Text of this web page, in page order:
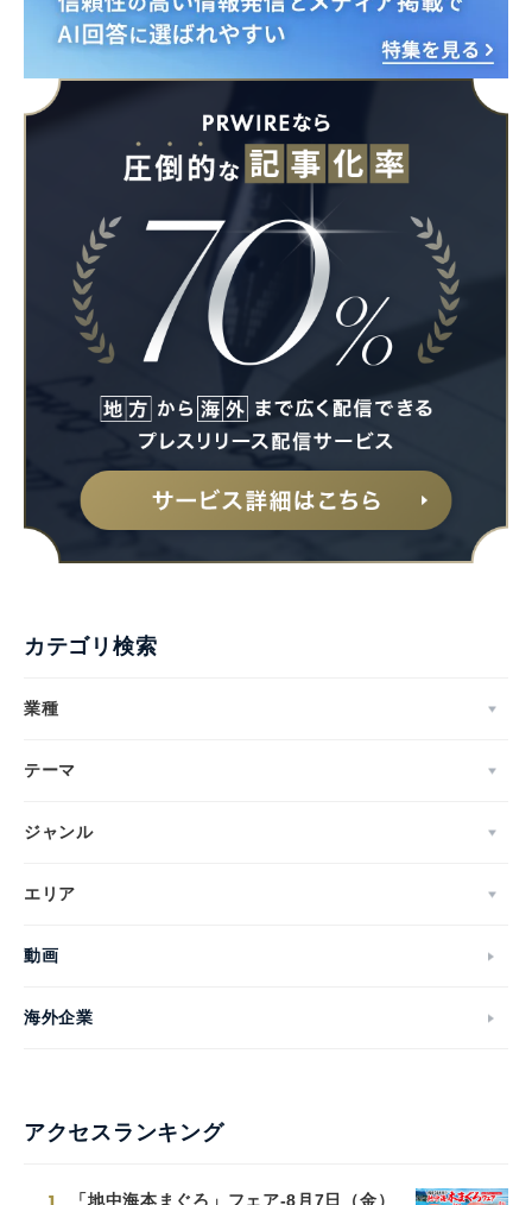
カテゴリ検索
業種
テーマ
ジャンル
エリア
動画
海外企業
アクセスランキング
「地中海本まぐろ」フェア-8月7日（金）